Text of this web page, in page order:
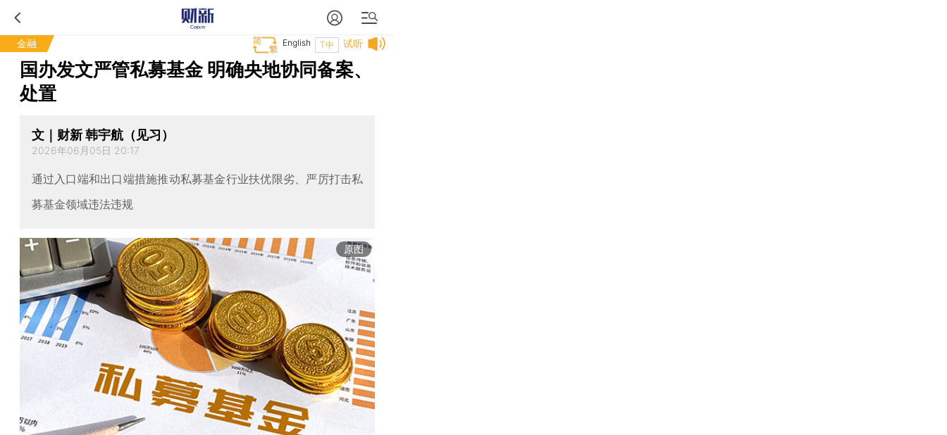
金融 试听
T中
English
国办发文严管私募基金 明确央地协同备案、
处置
文｜财新 韩宇航（见习）
2026年06月05日 20:17
通过入口端和出口端措施推动私募基金行业扶优限劣、严厉打击私
募基金领域违法违规
原图